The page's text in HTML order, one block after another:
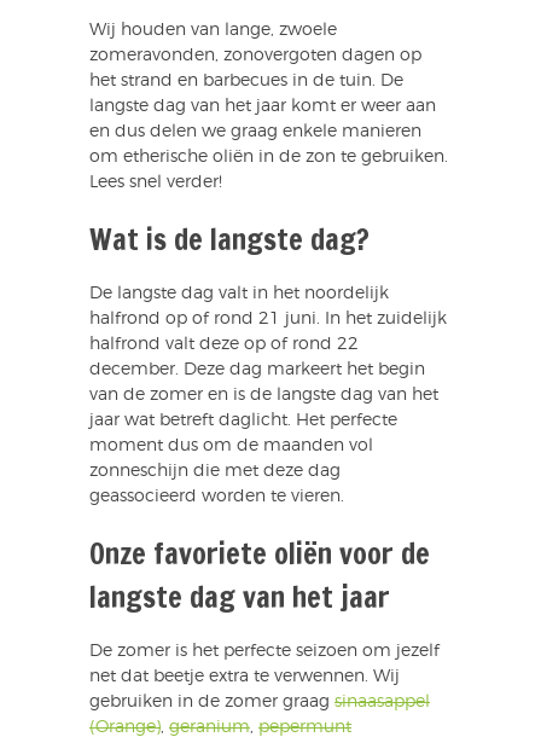
Wij houden van lange, zwoele
zomeravonden, zonovergoten dagen op
het strand en barbecues in de tuin. De
langste dag van het jaar komt er weer aan
en dus delen we graag enkele manieren
om etherische oliën in de zon te gebruiken.
Lees snel verder!
Wat is de langste dag?
De langste dag valt in het noordelijk
halfrond op of rond 21 juni. In het zuidelijk
halfrond valt deze op of rond 22
december. Deze dag markeert het begin
van de zomer en is de langste dag van het
jaar wat betreft daglicht. Het perfecte
moment dus om de maanden vol
zonneschijn die met deze dag
geassocieerd worden te vieren.
Onze favoriete oliën voor de
langste dag van het jaar
De zomer is het perfecte seizoen om jezelf
net dat beetje extra te verwennen. Wij
gebruiken in de zomer graag sinaasappel
(Orange) geranium pepermunt